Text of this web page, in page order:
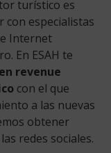
turístico es
con especialistas
Internet
En ESAH te
revenue
con el que
a las nuevas
obtener
redes sociales.